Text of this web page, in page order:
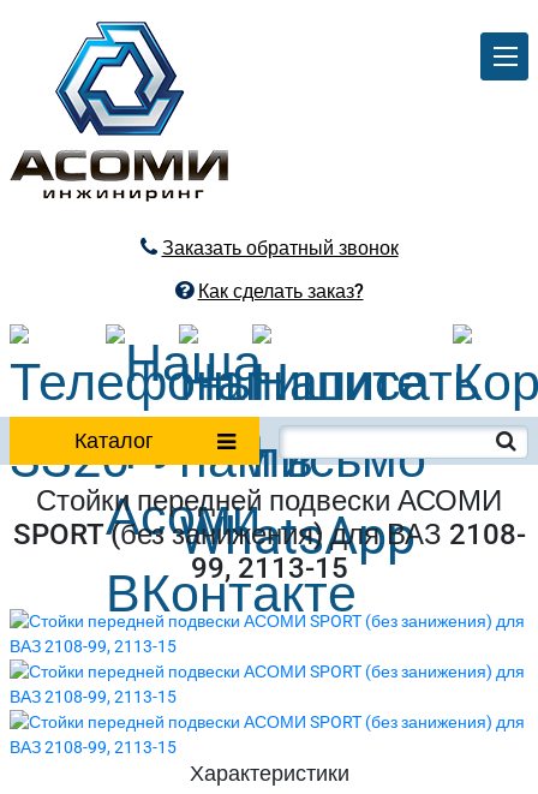
Заказать обратный звонок
Как сделать заказ?
Каталог
Стойки передней подвески АСОМИ
SPORT (без занижения) для ВАЗ 2108-
99, 2113-15
Характеристики